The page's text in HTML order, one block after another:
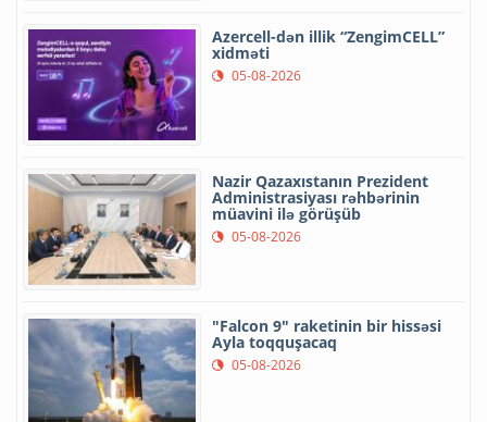
Azercell-dən illik “ZengimCELL”
xidməti
05-08-2026
Nazir Qazaxıstanın Prezident
Administrasiyası rəhbərinin
müavini ilə görüşüb
05-08-2026
"Falcon 9" raketinin bir hissəsi
Ayla toqquşacaq
05-08-2026